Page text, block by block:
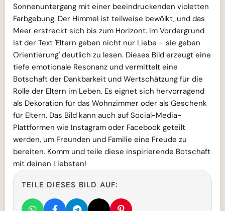
Sonnenuntergang mit einer beeindruckenden violetten
Farbgebung. Der Himmel ist teilweise bewölkt, und das
Meer erstreckt sich bis zum Horizont. Im Vordergrund
ist der Text 'Eltern geben nicht nur Liebe – sie geben
Orientierung' deutlich zu lesen. Dieses Bild erzeugt eine
tiefe emotionale Resonanz und vermittelt eine
Botschaft der Dankbarkeit und Wertschätzung für die
Rolle der Eltern im Leben. Es eignet sich hervorragend
als Dekoration für das Wohnzimmer oder als Geschenk
für Eltern. Das Bild kann auch auf Social-Media-
Plattformen wie Instagram oder Facebook geteilt
werden, um Freunden und Familie eine Freude zu
bereiten. Komm und teile diese inspirierende Botschaft
mit deinen Liebsten!
TEILE DIESES BILD AUF: